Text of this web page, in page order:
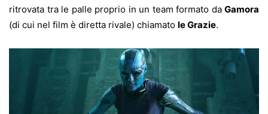
ritrovata tra le palle proprio in un team formato da Gamora
(di cui nel film è diretta rivale) chiamato le Grazie.